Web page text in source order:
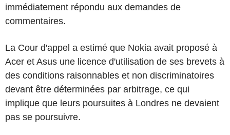
immédiatement répondu aux demandes de
commentaires.
La Cour d'appel a estimé que Nokia avait proposé à
Acer et Asus une licence d'utilisation de ses brevets à
des conditions raisonnables et non discriminatoires
devant être déterminées par arbitrage, ce qui
implique que leurs poursuites à Londres ne devaient
pas se poursuivre.